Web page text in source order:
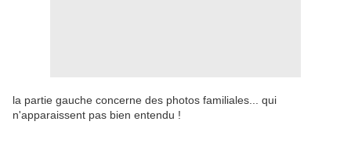
la partie gauche concerne des photos familiales... qui
n'apparaissent pas bien entendu !